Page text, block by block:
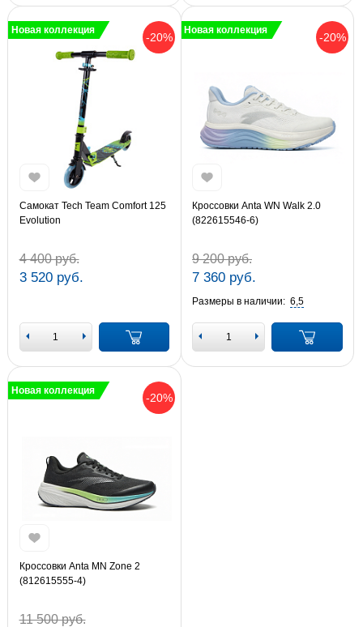
-20%
Новая коллекция
Самокат Tech Team Comfort 125
Evolution
4 400 руб.
3 520 руб.
-20%
Новая коллекция
Кроссовки Anta WN Walk 2.0
(822615546-6)
9 200 руб.
7 360 руб.
Размеры в наличии: 6,5
-20%
Новая коллекция
Кроссовки Anta MN Zone 2
(812615555-4)
11 500 руб.